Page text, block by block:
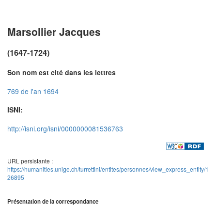
Marsollier Jacques
(1647-1724)
Son nom est cité dans les lettres
769 de l'an 1694
ISNI:
http://isni.org/isni/0000000081536763
URL persistante :
https://humanities.unige.ch/turrettini/entites/personnes/view_express_entity/1
26895
Présentation de la correspondance